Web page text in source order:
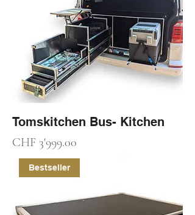
Tomskitchen Bus- Kitchen
Preis
CHF 3'999.00
Bestseller